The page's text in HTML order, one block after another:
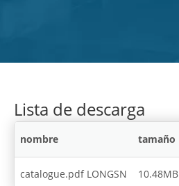
Lista de descarga
nombre tamaño
catalogue.pdf LONGSN 10.48MB